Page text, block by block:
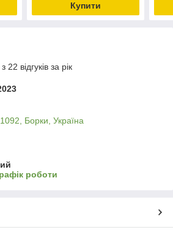
Купити
відгуків за рік
Борки, Україна
роботи